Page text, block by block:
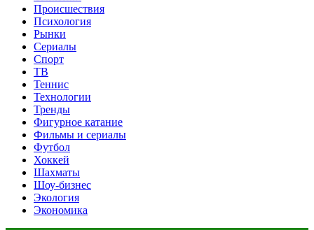
Происшествия
Психология
Рынки
Сериалы
Спорт
ТВ
Теннис
Технологии
Тренды
Фигурное катание
Фильмы и сериалы
Футбол
Хоккей
Шахматы
Шоу-бизнес
Экология
Экономика